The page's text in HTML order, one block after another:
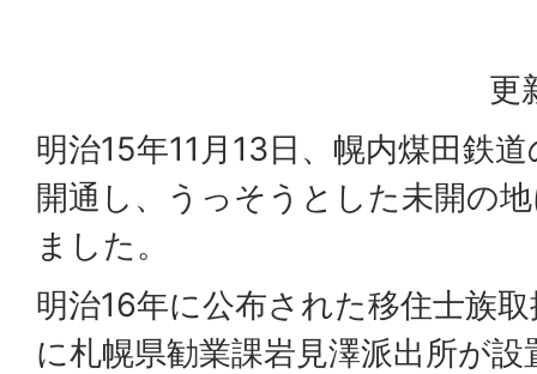
更
明治15年11月13日、幌内煤田鉄
開通し、うっそうとした未開の
ました。
明治16年に公布された移住士族
に札幌県勧業課岩見澤派出所が